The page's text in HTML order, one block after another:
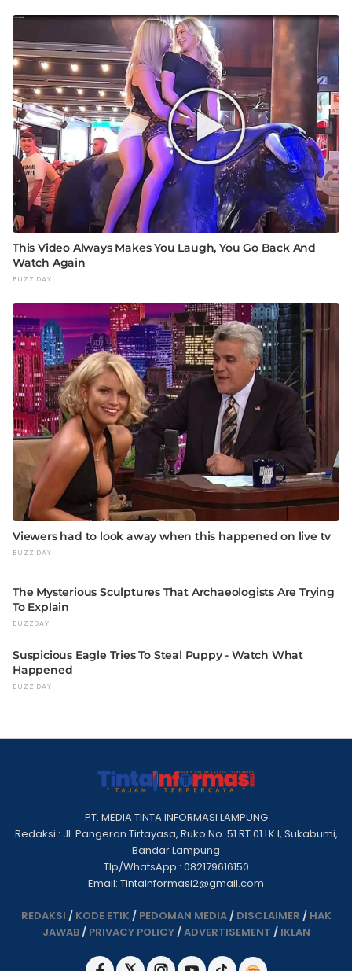
PT. MEDIA TINTA INFORMASI LAMPUNG
Redaksi : Jl. Pangeran Tirtayasa, Ruko No. 51 RT 01 LK I, Sukabumi,
Bandar Lampung
Tlp/WhatsApp : 082179616150
Email: Tintainformasi2@gmail.com
REDAKSI / KODE ETIK / PEDOMAN MEDIA/ DISCLAIMER / HAK
JAWAB/ PRIVACY POLICY/ADVERTISEMENT / IKLAN